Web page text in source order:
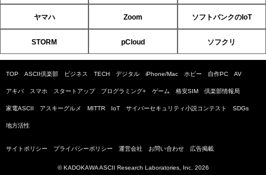
ヤマハ Zoom ソフトバンクのIoT
STORM pCloud ソフクリ
TOP ASCII倶楽部 ビジネス TECH デジタル iPhone/Mac ホビー 自作PC AV
アキバ スマホ スタートアップ プログラミング+ ゲーム 格安SIM 倶楽部情報局
家電ASCII アスキーグルメ MITTR IoT サイバーセキュリティ小説コンテスト SDGs
地方活性
サイトポリシー プライバシーポリシー 運営会社 お問い合わせ 広告掲載
© KADOKAWA ASCII Research Laboratories, Inc. 2026